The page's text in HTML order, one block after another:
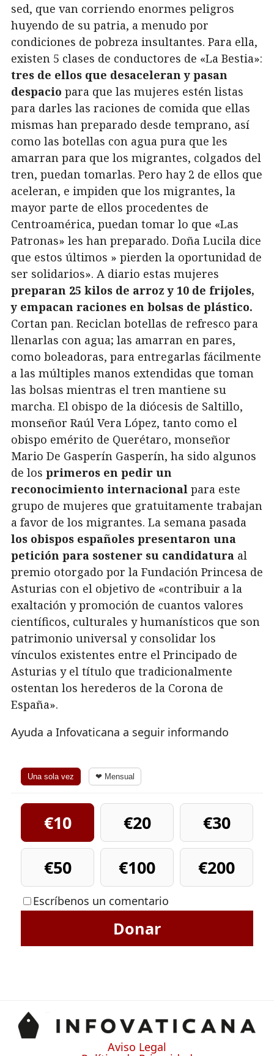
sed, que van corriendo enormes peligros
huyendo de su patria, a menudo por
condiciones de pobreza insultantes. Para ella,
existen 5 clases de conductores de «La Bestia»:
tres de ellos que desaceleran y pasan
despacio para que las mujeres estén listas
para darles las raciones de comida que ellas
mismas han preparado desde temprano, así
como las botellas con agua pura que les
amarran para que los migrantes, colgados del
tren, puedan tomarlas. Pero hay 2 de ellos que
aceleran, e impiden que los migrantes, la
mayor parte de ellos procedentes de
Centroamérica, puedan tomar lo que «Las
Patronas» les han preparado. Doña Lucila dice
que estos últimos » pierden la oportunidad de
ser solidarios». A diario estas mujeres
preparan 25 kilos de arroz y 10 de frijoles,
y empacan raciones en bolsas de plástico.
Cortan pan. Reciclan botellas de refresco para
llenarlas con agua; las amarran en pares,
como boleadoras, para entregarlas fácilmente
a las múltiples manos extendidas que toman
las bolsas mientras el tren mantiene su
marcha. El obispo de la diócesis de Saltillo,
monseñor Raúl Vera López, tanto como el
obispo emérito de Querétaro, monseñor
Mario De Gasperín Gasperín, ha sido algunos
de los primeros en pedir un
reconocimiento internacional para este
grupo de mujeres que gratuitamente trabajan
a favor de los migrantes. La semana pasada
los obispos españoles presentaron una
petición para sostener su candidatura al
premio otorgado por la Fundación Princesa de
Asturias con el objetivo de «contribuir a la
exaltación y promoción de cuantos valores
científicos, culturales y humanísticos que son
patrimonio universal y consolidar los
vínculos existentes entre el Principado de
Asturias y el título que tradicionalmente
ostentan los herederos de la Corona de
España».
Ayuda a Infovaticana a seguir informando
Una sola vez ❤ Mensual
€10 €20
€30
€50
€100 €200
Escríbenos un comentario
Donar
Aviso Legal